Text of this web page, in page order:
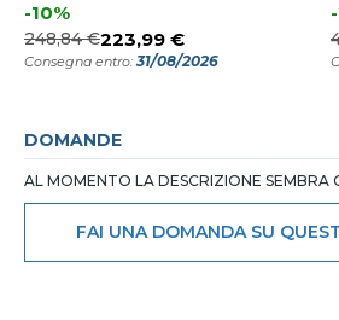
-10%
248,84 €223,99 €
Consegna entro:31/08/2026
DOMANDE
AL MOMENTO LA DESCRIZIONE SEMBRA
FAI UNA DOMANDA SU